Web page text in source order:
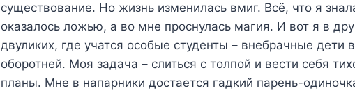
существование. Но жизнь изменилась вмиг. Всё, что я
оказалось ложью, а во мне проснулась магия. И вот я в
двуликих, где учатся особые студенты – внебрачные
оборотней. Моя задача – слиться с толпой и вести себя
планы. Мне в напарники достается гадкий парень-